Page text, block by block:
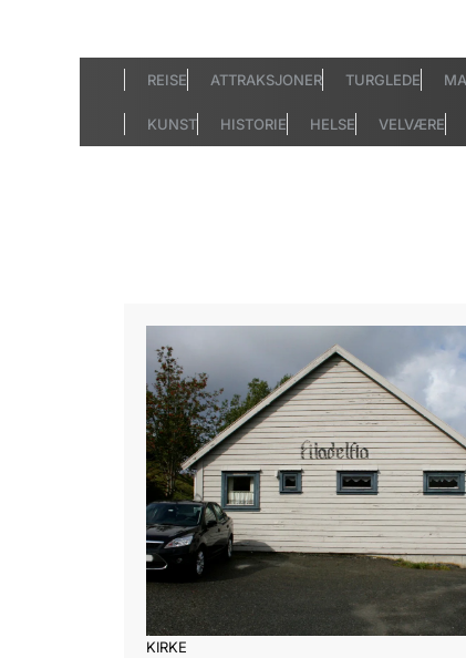
REISE ATTRAKSJONER TURGLEDE
KUNST HISTORIE HELSE VELVÆRE
KIRKE